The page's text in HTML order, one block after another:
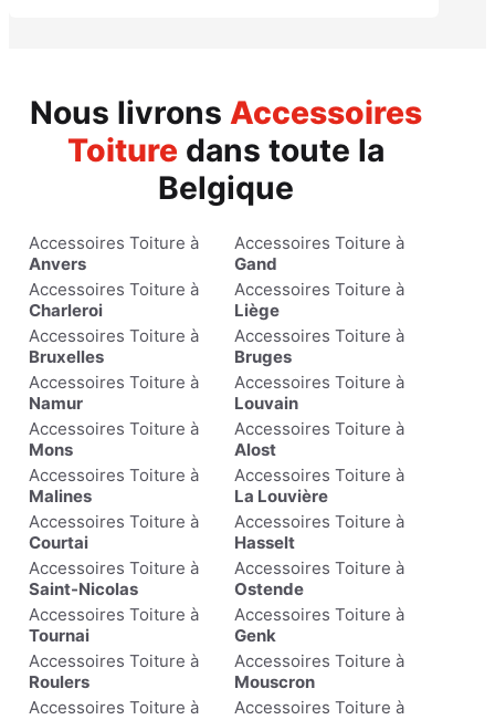
Nous livrons Accessoires
Toiture dans toute la
Belgique
Accessoires Toiture à
Anvers
Accessoires Toiture à
Gand
Accessoires Toiture à
Charleroi
Accessoires Toiture à
Liège
Accessoires Toiture à
Bruxelles
Accessoires Toiture à
Bruges
Accessoires Toiture à
Namur
Accessoires Toiture à
Louvain
Accessoires Toiture à
Mons
Accessoires Toiture à
Alost
Accessoires Toiture à
Malines
Accessoires Toiture à
La Louvière
Accessoires Toiture à
Courtai
Accessoires Toiture à
Hasselt
Accessoires Toiture à
Saint-Nicolas
Accessoires Toiture à
Ostende
Accessoires Toiture à
Tournai
Accessoires Toiture à
Genk
Accessoires Toiture à
Roulers
Accessoires Toiture à
Mouscron
Accessoires Toiture à
Accessoires Toiture à